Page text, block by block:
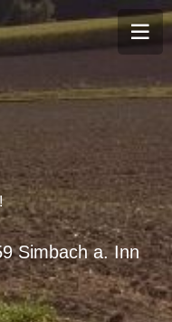
Simbach a. Inn